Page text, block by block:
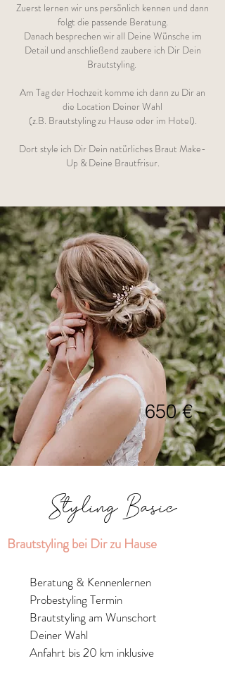
Zuerst lernen wir uns persönlich kennen und dann
folgt die passende Beratung.
Danach besprechen wir all Deine Wünsche im
Detail und anschließend zaubere ich Dir Dein
Brautstyling.
Am Tag der Hochzeit komme ich dann zu Dir an
die Location Deiner Wahl
(z.B. Brautstyling zu Hause oder im Hotel).
Dort style ich Dir Dein natürliches Braut Make-
Up & Deine Brautfrisur.
650 €
Styling Basic
Brautstyling bei Dir zu Hause​​
Beratung & Kennenlernen
Probestyling Termin
Brautstyling am Wunschort
Deiner Wahl
Anfahrt bis 20 km inklusive